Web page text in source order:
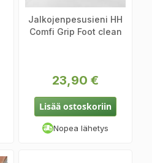
Jalkojenpesusieni HH
Comfi Grip Foot clean
23,90 €
Lisää ostoskoriin
Nopea lähetys